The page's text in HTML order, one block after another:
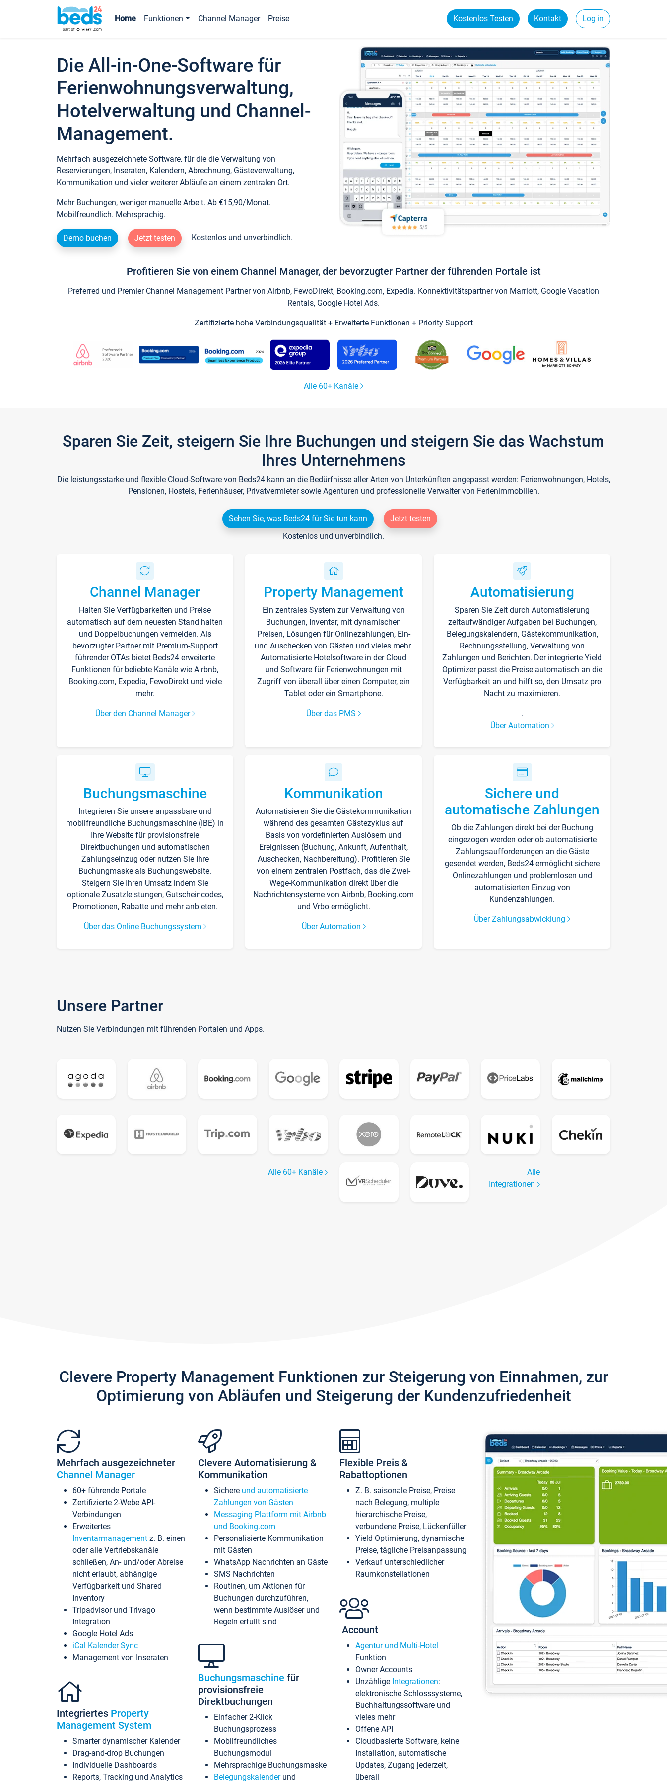
Home Funktionen Channel Manager Preise Kostenlos Testen Kontakt Log in
Die All-in-One-Software für
Ferienwohnungsverwaltung,
Hotelverwaltung und Channel-
Management.
Mehrfach ausgezeichnete Software, für die die Verwaltung von
Reservierungen, Inseraten, Kalendern, Abrechnung, Gästeverwaltung,
Kommunikation und vieler weiterer Abläufe an einem zentralen Ort.
Mehr Buchungen, weniger manuelle Arbeit. Ab €15,90/Monat.
Mobilfreundlich. Mehrsprachig.
Demo buchen Jetzt testen Kostenlos und unverbindlich.
Profitieren Sie von einem Channel Manager, der bevorzugter Partner der führenden Portale ist
Preferred und Premier Channel Management Partner von Airbnb, FewoDirekt, Booking.com, Expedia. Konnektivitätspartner von Marriott, Google Vacation
Rentals, Google Hotel Ads.
Zertifizierte hohe Verbindungsqualität + Erweiterte Funktionen + Priority Support
Alle 60+ Kanäle
Sparen Sie Zeit, steigern Sie Ihre Buchungen und steigern Sie das Wachstum
Ihres Unternehmens
Die leistungsstarke und flexible Cloud-Software von Beds24 kann an die Bedürfnisse aller Arten von Unterkünften angepasst werden: Ferienwohnungen, Hotels,
Pensionen, Hostels, Ferienhäuser, Privatvermieter sowie Agenturen und professionelle Verwalter von Ferienimmobilien.
Sehen Sie, was Beds24 für Sie tun kann
Jetzt testen
Kostenlos und unverbindlich.
Channel Manager
Halten Sie Verfügbarkeiten und Preise
automatisch auf dem neuesten Stand halten
und Doppelbuchungen vermeiden. Als
bevorzugter Partner mit Premium-Support
führender OTAs bietet Beds24 erweiterte
Funktionen für beliebte Kanäle wie Airbnb,
Booking.com, Expedia, FewoDirekt und viele
mehr.
Über den Channel Manager
Property Management
Ein zentrales System zur Verwaltung von
Buchungen, Inventar, mit dynamischen
Preisen, Lösungen für Onlinezahlungen, Ein-
und Auschecken von Gästen und vieles mehr.
Automatisierte Hotelsoftware in der Cloud
und Software für Ferienwohnungen mit
Zugriff von überall über einen Computer, ein
Tablet oder ein Smartphone.
Über das PMS
Automatisierung
Sparen Sie Zeit durch Automatisierung
zeitaufwändiger Aufgaben bei Buchungen,
Belegungskalendern, Gästekommunikation,
Rechnungsstellung, Verwaltung von
Zahlungen und Berichten. Der integrierte Yield
Optimizer passt die Preise automatisch an die
Verfügbarkeit an und hilft so, den Umsatz pro
Nacht zu maximieren.
.
Über Automation
Buchungsmaschine
Integrieren Sie unsere anpassbare und
mobilfreundliche Buchungsmaschine (IBE) in
Ihre Website für provisionsfreie
Direktbuchungen und automatischen
Zahlungseinzug oder nutzen Sie Ihre
Buchungmaske als Buchungswebsite.
Steigern Sie Ihren Umsatz indem Sie
optionale Zusatzleistungen, Gutscheincodes,
Promotionen, Rabatte und mehr anbieten.
Über das Online Buchungssystem
Kommunikation
Automatisieren Sie die Gästekommunikation
während des gesamten Gästezyklus auf
Basis von vordefinierten Auslösern und
Ereignissen (Buchung, Ankunft, Aufenthalt,
Auschecken, Nachbereitung). Profitieren Sie
von einem zentralen Postfach, das die Zwei-
Wege-Kommunikation direkt über die
Nachrichtensysteme von Airbnb, Booking.com
und Vrbo ermöglicht.
Über Automation
Sichere und
automatische Zahlungen
Ob die Zahlungen direkt bei der Buchung
eingezogen werden oder ob automatisierte
Zahlungsaufforderungen an die Gäste
gesendet werden, Beds24 ermöglicht sichere
Onlinezahlungen und problemlosen und
automatisierten Einzug von
Kundenzahlungen.
Über Zahlungsabwicklung
Unsere Partner
Nutzen Sie Verbindungen mit führenden Portalen und Apps.
Alle 60+ Kanäle
Alle
Integrationen
Clevere Property Management Funktionen zur Steigerung von Einnahmen, zur
Optimierung von Abläufen und Steigerung der Kundenzufriedenheit
Mehrfach ausgezeichneter
Channel Manager
60+ führende Portale
Zertifizierte 2-Webe API-
Verbindungen
Erweitertes
Inventarmanagement z. B. einen
oder alle Vertriebskanäle
schließen, An- und/oder Abreise
nicht erlaubt, abhängige
Verfügbarkeit und Shared
Inventory
Tripadvisor und Trivago
Integration
Google Hotel Ads
iCal Kalender Sync
Management von Inseraten
Integriertes Property
Management System
Smarter dynamischer Kalender
Drag-and-drop Buchungen
Individuelle Dashboards
Reports, Tracking und Analytics
Clevere Automatisierung &
Kommunikation
Sichere und automatisierte
Zahlungen von Gästen
Messaging Plattform mit Airbnb
und Booking.com
Personalisierte Kommunikation
mit Gästen
WhatsApp Nachrichten an Gäste
SMS Nachrichten
Routinen, um Aktionen für
Buchungen durchzuführen,
wenn bestimmte Auslöser und
Regeln erfüllt sind
Buchungsmaschine für
provisionsfreie
Direktbuchungen
Einfacher 2-Klick
Buchungsprozess
Mobilfreundliches
Buchungsmodul
Mehrsprachige Buchungsmaske
Belegungskalenderund
Flexible Preis &
Rabattoptionen
Z. B. saisonale Preise, Preise
nach Belegung, multiple
hierarchische Preise,
verbundene Preise, Lückenfüller
Yield Optimierung, dynamische
Preise, tägliche Preisanpassung
Verkauf unterschiedlicher
Raumkonstellationen
Account
Agentur und Multi-Hotel
Funktion
Owner Accounts
Unzählige Integrationen:
elektronische Schlosssysteme,
Buchhaltungssoftware und
vieles mehr
Offene API
Cloudbasierte Software, keine
Installation, automatische
Updates, Zugang jederzeit,
überall